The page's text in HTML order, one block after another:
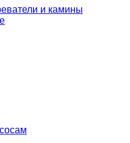
и камины